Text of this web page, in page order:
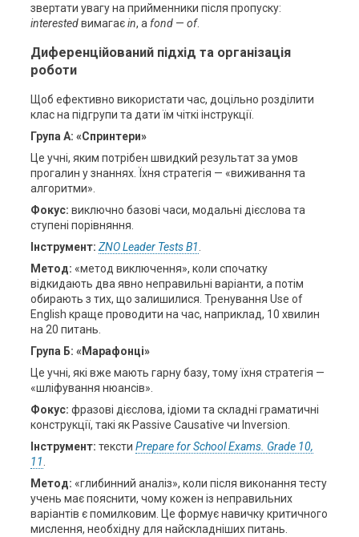
звертати увагу на прийменники після пропуску:
interestedвимагаєin, а fond— of.
Диференційований підхід та організація
роботи
Щоб ефективно використати час, доцільно розділити
клас на підгрупи та дати їм чіткі інструкції.
Група А: «Спринтери»
Це учні, яким потрібен швидкий результат за умов
прогалин у знаннях. Їхня стратегія — «виживання та
алгоритми».
Фокус: виключно базові часи, модальні дієслова та
ступені порівняння.
Інструмент: ZNO Leader Tests B1.
Метод: «метод виключення», коли спочатку
відкидають два явно неправильні варіанти, а потім
обирають з тих, що залишилися. Тренування Use of
English краще проводити на час, наприклад, 10 хвилин
на 20 питань.
Група Б: «Марафонці»
Це учні, які вже мають гарну базу, тому їхня стратегія —
«шліфування нюансів».
Фокус: фразові дієслова, ідіоми та складні граматичні
конструкції, такі як Passive Causative чи Inversion.
Інструмент: тексти Prepare for School Exams. Grade 10,
11.
Метод: «глибинний аналіз», коли після виконання тесту
учень має пояснити, чому кожен із неправильних
варіантів є помилковим. Це формує навичку критичного
мислення, необхідну для найскладніших питань.